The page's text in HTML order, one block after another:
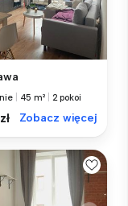
45 m² 2 pokoi
Zobacz więcej